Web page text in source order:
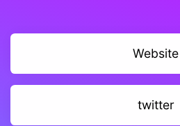
Website
twitter